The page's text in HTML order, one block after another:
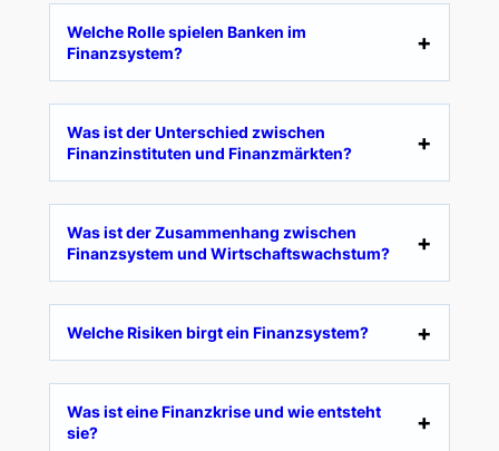
Welche Rolle spielen Banken im
Finanzsystem?
Was ist der Unterschied zwischen
Finanzinstituten und Finanzmärkten?
Was ist der Zusammenhang zwischen
Finanzsystem und Wirtschaftswachstum?
Welche Risiken birgt ein Finanzsystem?
Was ist eine Finanzkrise und wie entsteht
sie?